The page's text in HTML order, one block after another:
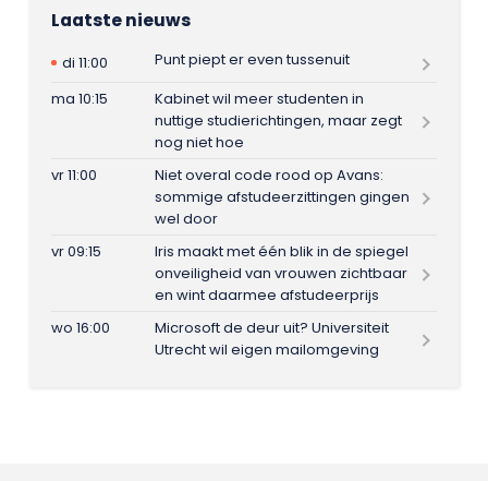
Laatste nieuws
di 11:00
Punt piept er even tussenuit
ma 10:15
Kabinet wil meer studenten in
nuttige studierichtingen, maar zegt
nog niet hoe
vr 11:00
Niet overal code rood op Avans:
sommige afstudeerzittingen gingen
wel door
vr 09:15
Iris maakt met één blik in de spiegel
onveiligheid van vrouwen zichtbaar
en wint daarmee afstudeerprijs
wo 16:00
Microsoft de deur uit? Universiteit
Utrecht wil eigen mailomgeving